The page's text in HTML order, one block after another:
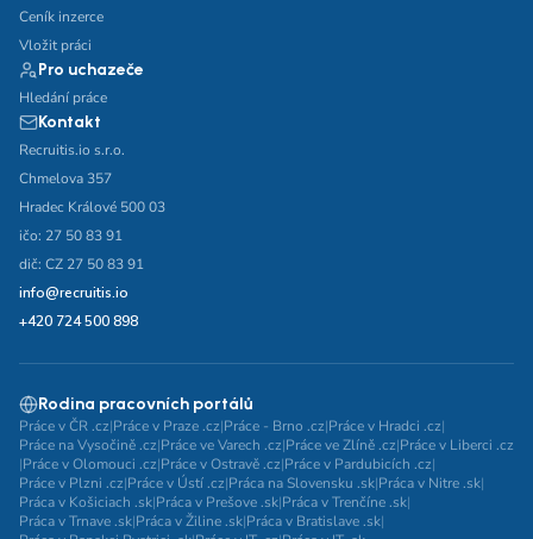
Ceník inzerce
Vložit práci
Pro uchazeče
Hledání práce
Kontakt
Recruitis.io s.r.o.
Chmelova 357
Hradec Králové 500 03
ičo: 27 50 83 91
dič: CZ 27 50 83 91
info@recruitis.io
+420 724 500 898
Rodina pracovních portálů
Práce v ČR .cz|Práce v Praze .cz|Práce - Brno .cz|Práce v Hradci .cz|
Práce na Vysočině .cz|Práce ve Varech .cz|Práce ve Zlíně .cz|Práce v Liberci .cz
|Práce v Olomouci .cz|Práce v Ostravě .cz|Práce v Pardubicích .cz|
Práce v Plzni .cz|Práce v Ústí .cz|Práca na Slovensku .sk|Práca v Nitre .sk|
Práca v Košiciach .sk|Práca v Prešove .sk|Práca v Trenčíne .sk|
Práca v Trnave .sk|Práca v Žiline .sk|Práca v Bratislave .sk|